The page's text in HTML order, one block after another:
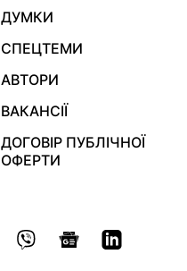
ДУМКИ
СПЕЦТЕМИ
АВТОРИ
ВАКАНСІЇ
ДОГОВІР ПУБЛІЧНОЇ
ОФЕРТИ